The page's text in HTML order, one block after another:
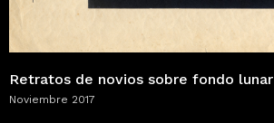
Retratos de novios sobre fondo lunar
Noviembre 2017